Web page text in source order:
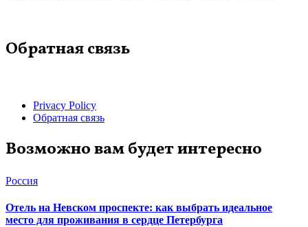
Обратная связь
Privacy Policy
Обратная связь
Возможно вам будет интересно
Россия
Отель на Невском проспекте: как выбрать идеальное
место для проживания в сердце Петербурга